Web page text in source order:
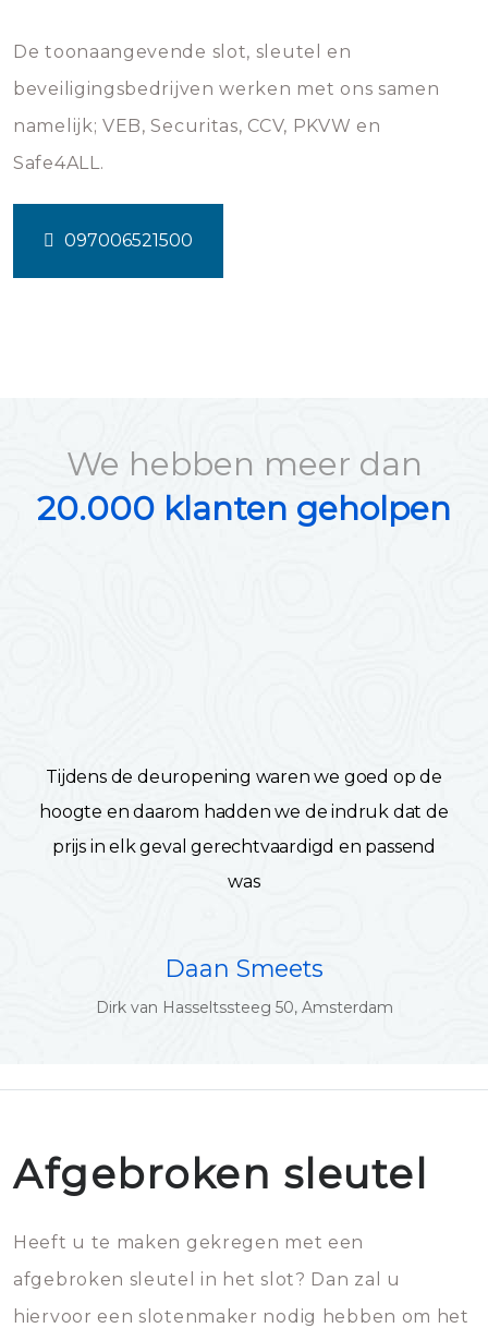
De toonaangevende slot, sleutel en
beveiligingsbedrijven werken met ons samen
namelijk; VEB, Securitas, CCV, PKVW en
Safe4ALL.
097006521500
We hebben meer dan
20.000 klanten geholpen
Tijdens de deuropening waren we goed op de
hoogte en daarom hadden we de indruk dat de
prijs in elk geval gerechtvaardigd en passend
was
Daan Smeets
Dirk van Hasseltssteeg 50, Amsterdam
Afgebroken sleutel
Heeft u te maken gekregen met een
afgebroken sleutel in het slot? Dan zal u
hiervoor een slotenmaker nodig hebben om het